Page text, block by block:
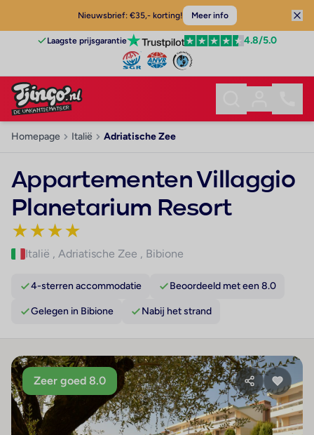
Nieuwsbrief: €35,- korting! Meer info
Laagste prijsgarantie 4.8/5.0
Homepage Italië Adriatische Zee
Appartementen Villaggio
Planetarium Resort
★★★★
Italië , Adriatische Zee , Bibione
4-sterren accommodatie Beoordeeld met een 8.0
Gelegen in Bibione Nabij het strand
Zeer goed 8.0